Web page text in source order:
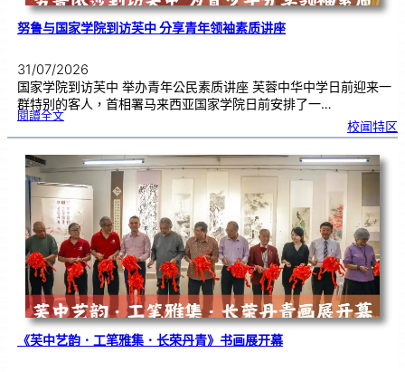
努鲁与国家学院到访芙中 分享青年领袖素质讲座
31/07/2026
国家学院到访芙中 举办青年公民素质讲座 芙蓉中华中学日前迎来一
群特别的客人，首相署马来西亚国家学院日前安排了一…
閱讀全文:努
国
学
院
到
访
中
分
享
青
年
领
袖
素
质
讲
座
校闻特区
《芙中艺韵．工笔雅集．长荣丹青》书画展开幕